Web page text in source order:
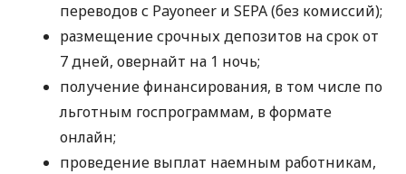
переводов с Payoneer и SEPA (без комиссий);
размещение срочных депозитов на срок от
7 дней, овернайт на 1 ночь;
получение финансирования, в том числе по
льготным госпрограммам, в формате
онлайн;
проведение выплат наемным работникам,